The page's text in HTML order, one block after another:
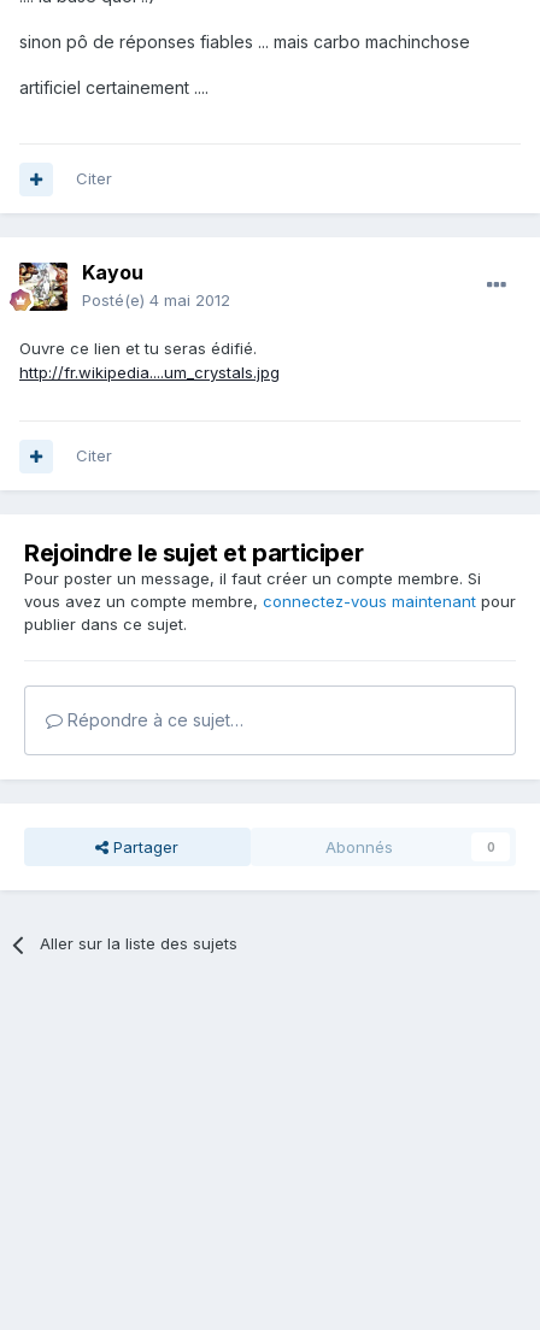
sinon pô de réponses fiables ... mais carbo machinchose
artificiel certainement ....
Citer
Kayou
Posté(e) 4 mai 2012
Ouvre ce lien et tu seras édifié.
http://fr.wikipedia....um_crystals.jpg
Citer
Rejoindre le sujet et participer
Pour poster un message, il faut créer un compte membre. Si
vous avez un compte membre, connectez-vous maintenant pour
publier dans ce sujet.
Répondre à ce sujet…
Partager Abonnés 0
Aller sur la liste des sujets